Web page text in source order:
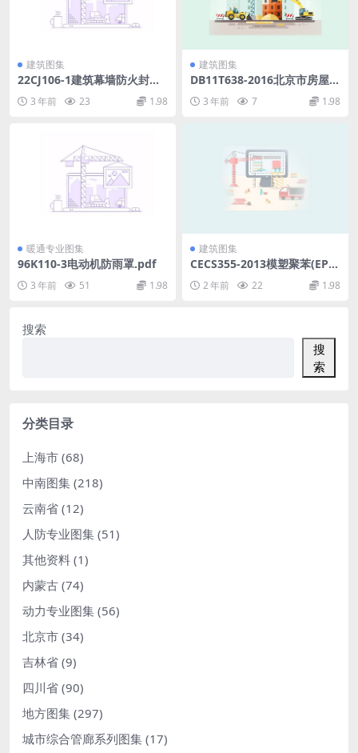
建筑图集
22CJ106-1建筑幕墙防火封堵
筑幕墙应用系统.pdf
3 年前 23 1.98
建筑图集
DB11T638-2016北京市房屋修
说明].pdf
3 年前 7 1.98
暖通专业图集
96K110-3电动机防雨罩.pdf
3 年前 51 1.98
建筑图集
CECS355-2013模塑聚苯(EPS)
模块外保温工程技术规程.rar
2 年前 22 1.98
搜索
搜
索
分类目录
上海市 (68)
中南图集 (218)
云南省 (12)
人防专业图集 (51)
其他资料 (1)
内蒙古 (74)
动力专业图集 (56)
北京市 (34)
吉林省 (9)
四川省 (90)
地方图集 (297)
城市综合管廊系列图集 (17)